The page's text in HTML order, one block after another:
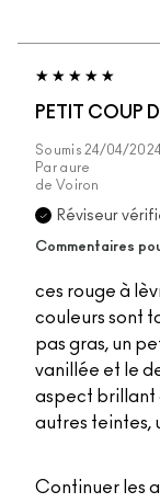
PETIT COUP
Soumis 24/04/
Par aure
de Voiron
Réviseur
Commentaires
ces rouge à
couleurs sont
pas gras, un
vanillée et le
aspect brillant
autres teintes,
Continuer les